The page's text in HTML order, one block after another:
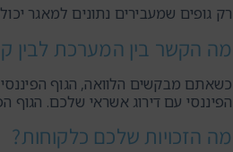
רק גופים שמעבירים נתונים למאגר
מה הקשר בין המערכת לבין
כשאתם מבקשים הלוואה, הגוף
הפיננסי עם דירוג אשראי שלכם. הגוף
מה הזכויות שלכם כלקוחות?